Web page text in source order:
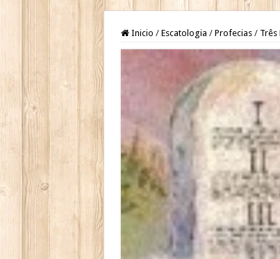
Inicio / Escatologia / Profecias / Três